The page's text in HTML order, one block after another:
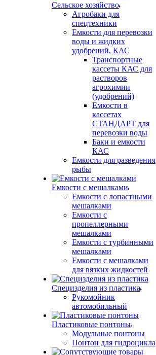
Сельское хозяйство
Агробаки для
спецтехники
Емкости для перевозки
воды и жидких
удобрений, КАС
Транспортные
кассеты КАС для
растворов
агрохимии
(удобрений)
Емкости в
кассетах
СТАНДАРТ для
перевозки воды
Баки и емкости
КАС
Емкости для разведения
рыбы
Емкости с мешалками
Емкости с лопастными
мешалками
Емкости с
пропеллерными
мешалками
Емкости с турбинными
мешалками
Емкости с мешалками
для вязких жидкостей
Специзделия из пластика
Рукомойник
автомобильный
Пластиковые понтоны
Модульные понтоны
Понтон для гидроцикла